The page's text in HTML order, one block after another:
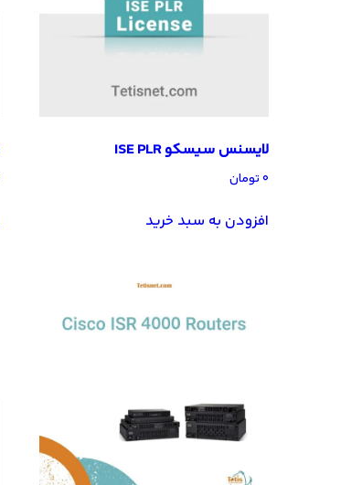
لایسنس سیسکو ISE PLR
۰تومان
افزودن به سبد خرید